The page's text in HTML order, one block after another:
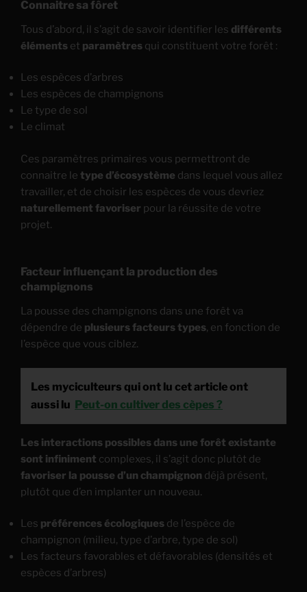
Connaitre sa fôret
Tous d’abord, il s’agit de savoir identifier les différents
éléments et paramètres qui constituent votre forêt :
Les espèces d’arbres
Les espèces de champignons
Le type de sol
Le climat
Ces paramètres primaires vous permettront de
connaitre le type d’écosystème dans lequel vous allez
travailler, et de choisir les espèces de vous devriez
naturellement favoriser pour la réussite de votre
projet.
Facteur influençant la production des
champignons
La pousse des champignons dans une forêt va
dépendre de plusieurs facteurs types, en fonction de
l’espèce que vous ciblez.
Les myciculteurs qui ont lu cet article ont
aussi lu Peut-on cultiver des cèpes ?
Les interactions possibles dans une forêt existante
sont infiniment complexes, il s’agit donc plutôt de
favoriser la pousse d’un champignon déjà présent,
plutôt que d’en implanter un nouveau.
Les préférences écologiques de l’espèce de
champignon (milieu, type d’arbre, type de sol)
Les facteurs favorables et défavorables (densités et
espèces d’arbres)